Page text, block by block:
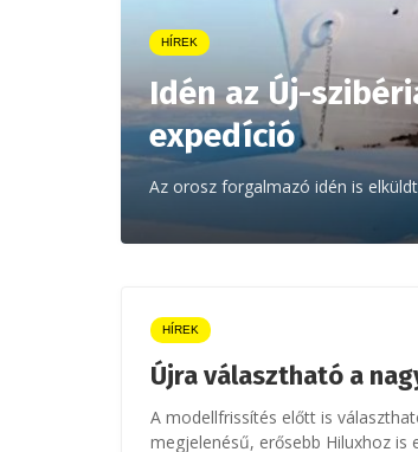
HÍREK
Idén az Új-
expedíció
Az orosz forgalmazó idén is
HÍREK
Újra választható a
A modellfrissítés előtt is
megjelenésű, erősebb Hiluxhoz is